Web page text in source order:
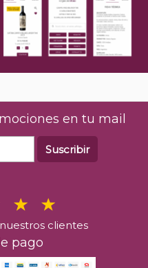
en tu mail
Suscribir
clientes
pago